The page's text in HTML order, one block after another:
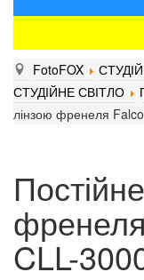
FotoFOX
СТУДІЙНЕ СВІТЛО
лінзою френеля
CLL-